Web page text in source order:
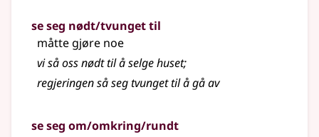
se seg nødt/tvunget til
måtte gjøre noe
vi så oss nødt til å selge huset;
regjeringen så seg tvunget til å gå av
se seg om/omkring/rundt